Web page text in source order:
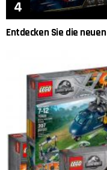
Entdecken Sie die